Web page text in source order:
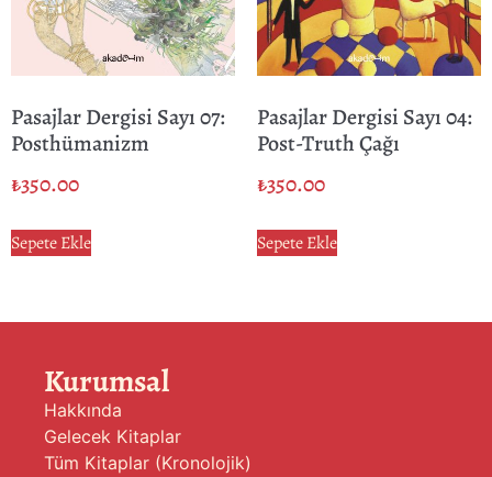
Pasajlar Dergisi Sayı 07:
Posthümanizm
₺350.00
Sepete Ekle
Pasajlar Dergisi Sayı 04:
Post-Truth Çağı
₺350.00
Sepete Ekle
Kurumsal
Hakkında
Gelecek Kitaplar
Tüm Kitaplar (Kronolojik)